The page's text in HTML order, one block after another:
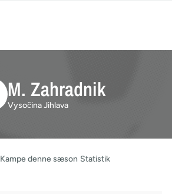
M. Zahradnik
Vysočina Jihlava
Kampe denne sæson Statistik